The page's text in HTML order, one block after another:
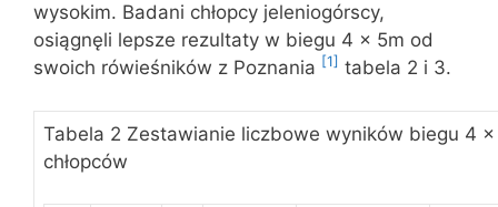
wysokim. Badani chłopcy jeleniogórscy,
osiągnęli lepsze rezultaty w biegu 4 x 5m od
swoich rówieśników z Poznania [1] tabela 2 i 3.
Tabela 2 Zestawianie liczbowe wyników biegu 4
chłopców